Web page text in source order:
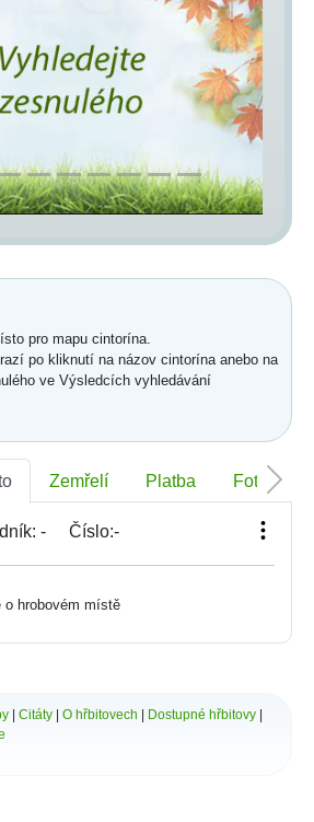
Next
pro mapu cintorína.
po kliknutí na názov cintorína anebo na
ve Výsledcích vyhledávání
Zemřelí Platba Foto
- Číslo:-
o hrobovém místě
Citáty O hřbitovech Dostupné hřbitovy